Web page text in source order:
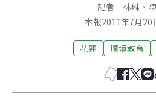
記者—林琳 、
本報2011年7月20
花蓮 環境教育